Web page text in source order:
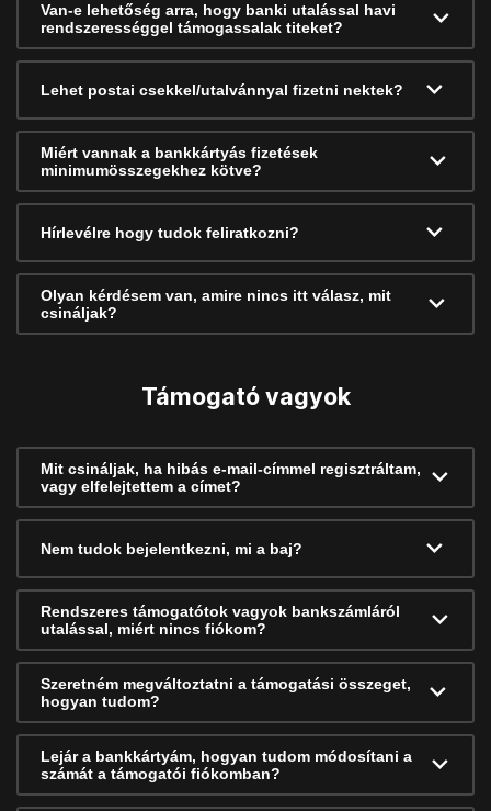
Van-e lehetőség arra, hogy banki utalással havi
rendszerességgel támogassalak titeket?
Lehet postai csekkel/utalvánnyal fizetni nektek?
Miért vannak a bankkártyás fizetések
minimumösszegekhez kötve?
Hírlevélre hogy tudok feliratkozni?
Olyan kérdésem van, amire nincs itt válasz, mit
csináljak?
Támogató vagyok
Mit csináljak, ha hibás e-mail-címmel regisztráltam,
vagy elfelejtettem a címet?
Nem tudok bejelentkezni, mi a baj?
Rendszeres támogatótok vagyok bankszámláról
utalással, miért nincs fiókom?
Szeretném megváltoztatni a támogatási összeget,
hogyan tudom?
Lejár a bankkártyám, hogyan tudom módosítani a
számát a támogatói fiókomban?